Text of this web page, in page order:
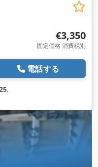
€3,350
固定価格 消費税別
電話する
,